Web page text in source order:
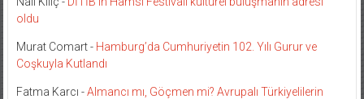
oldu
Murat Comart- Hamburg’da Cumhuriyetin 102. Yılı Gurur ve
Coşkuyla Kutlandı
Fatma Karcı -Almancı mı, Göçmen mi? Avrupalı Türkiyelilerin